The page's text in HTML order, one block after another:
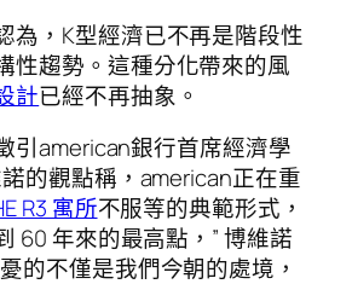
為，K型經濟已不再是階段性
性趨勢。這種分化帶來的風
計已經不再抽象。
引american銀行首席經濟學
諾的觀點稱，american正在重
R3 寓所不服等的典範形式，
60 年來的最高點，” 博維諾
的不僅是我們今朝的處境，